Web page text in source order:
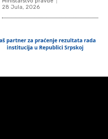
28 Jula, 2026